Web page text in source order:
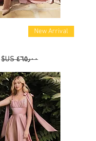
New Arrival
سعر عادي